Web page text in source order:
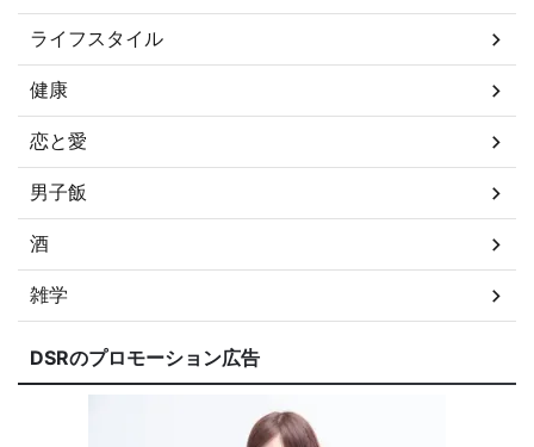
ライフスタイル
健康
恋と愛
男子飯
酒
雑学
DSRのプロモーション広告